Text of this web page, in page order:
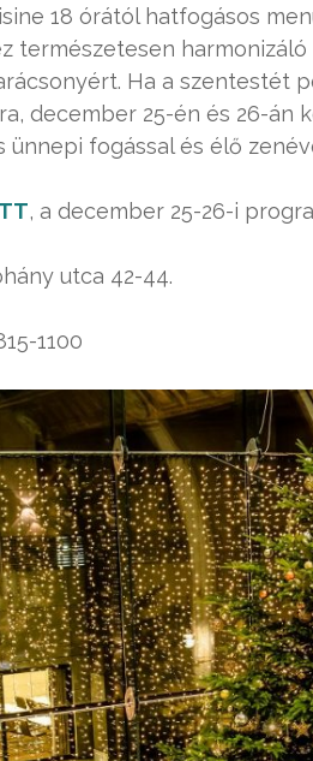
18 órától hatfogásos
természetesen
Ha a szentestét
december 25-én és 26-án
fogással és élő
, a december 25-26-i
utca 42-44.
1100